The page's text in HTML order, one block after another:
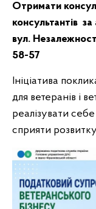
Отримати
консультантів
вул.
58-57
Ініціатива
для ветеранів і
реалізувати
сприяти